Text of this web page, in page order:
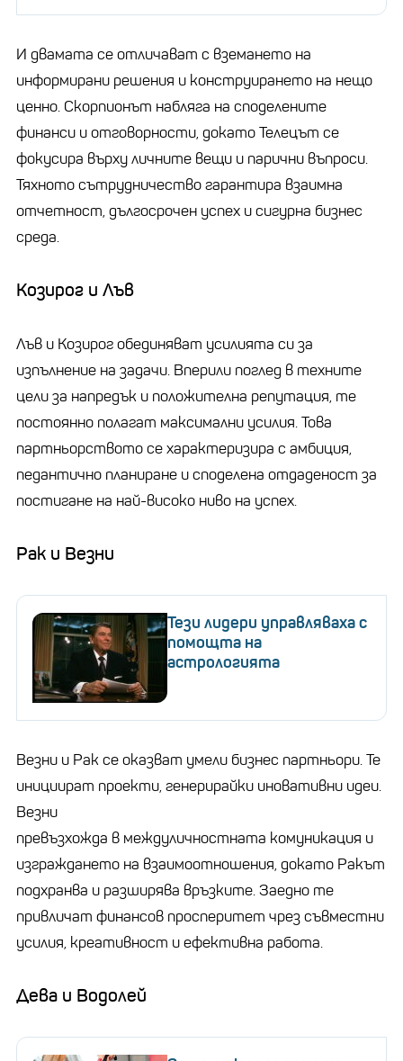
И двамата се отличават с вземането на
информирани решения и конструирането на нещо
ценно. Скорпионът набляга на споделените
финанси и отговорности, докато Телецът се
фокусира върху личните вещи и парични въпроси.
Тяхното сътрудничество гарантира взаимна
отчетност, дългосрочен успех и сигурна бизнес
среда.
Козирог и Лъв
Лъв и Козирог обединяват усилията си за
изпълнение на задачи. Вперили поглед в техните
цели за напредък и положителна репутация, те
постоянно полагат максимални усилия. Това
партньорството се характеризира с амбиция,
педантично планиране и споделена отдаденост за
постигане на най-високо ниво на успех.
Рак и Везни
Тези лидери управляваха с
помощта на
астрологията
Везни и Рак се оказват умели бизнес партньори. Те
инициират проекти, генерирайки иновативни идеи.
Везни
превъзхожда в междуличностната комуникация и
изграждането на взаимоотношения, докато Ракът
подхранва и разширява връзките. Заедно те
привличат финансов просперитет чрез съвместни
усилия, креативност и ефективна работа.
Дева и Водолей